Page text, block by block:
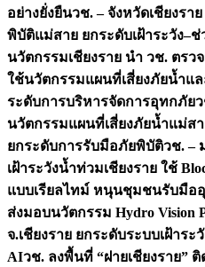
อย่างยั่งยืนวช. – จังหวัดเชียงรา
พิบัติแม่สาย ยกระดับเฝ้าระวัง–
นวัตกรรมเชียงราย นำ วช. ตร
ใช้นวัตกรรมแผนที่เสี่ยงภัยน้ำแ
ระดับการบริหารจัดการอุทกภัย
นวัตกรรมแผนที่เสี่ยงภัยน้ำแม่ส
ยกระดับการรับมือภัยพิบัติวช. –
เฝ้าระวังน้ำท่วมเชียงราย ใช้
แบบเรียลไทม์ หนุนชุมชนรับมือ
ส่งมอบนวัตกรรม Hydro Vision
จ.เชียงราย ยกระดับระบบเฝ้าร
AIวช. ลงพื้นที่ “ฝายเชียงราย”